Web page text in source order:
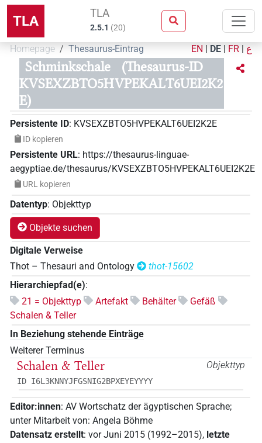
TLA TLA
2.5.1 (20)
Homepage Thesaurus-Eintrag EN | DE | FR | ع
Schminkschale
(Thesaurus-ID
KVSEXZBTO5HVPEKALT6UEI2K2
E)
Persistente ID: KVSEXZBTO5HVPEKALT6UEI2K2E
ID kopieren
Persistente URL: https://thesaurus-linguae-
aegyptiae.de/thesaurus/KVSEXZBTO5HVPEKALT6UEI2K2E
URL kopieren
Datentyp: Objekttyp
Objekte suchen
Digitale Verweise
Thot – Thesauri and Ontology
thot-15602
Hierarchiepfad(e):
21 = Objekttyp
Artefakt Behälter
Gefäß
Schalen & Teller
In Beziehung stehende Einträge
Weiterer Terminus
Objekttyp
Schalen & Teller
ID I6L3KNNYJFGSNIG2BPXEYEYYYY
Editor:innen: AV Wortschatz der ägyptischen Sprache;
unter Mitarbeit von: Angela Böhme
Datensatz erstellt: vor Juni 2015 (1992–2015), letzte